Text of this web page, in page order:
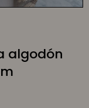
algodón